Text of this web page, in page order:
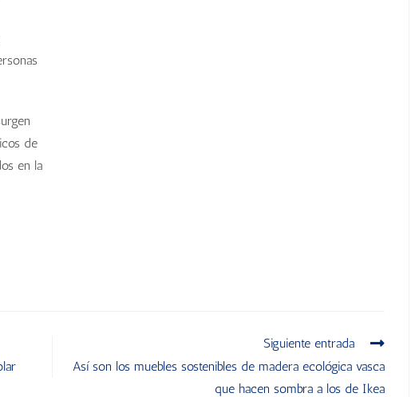
de
en la
Siguiente entrada
Así son los muebles sostenibles de madera ecológica vasca
que hacen sombra a los de Ikea